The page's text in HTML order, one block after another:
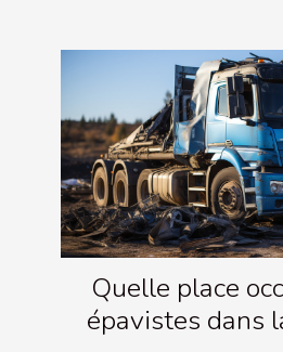
Quelle place
épavistes dans